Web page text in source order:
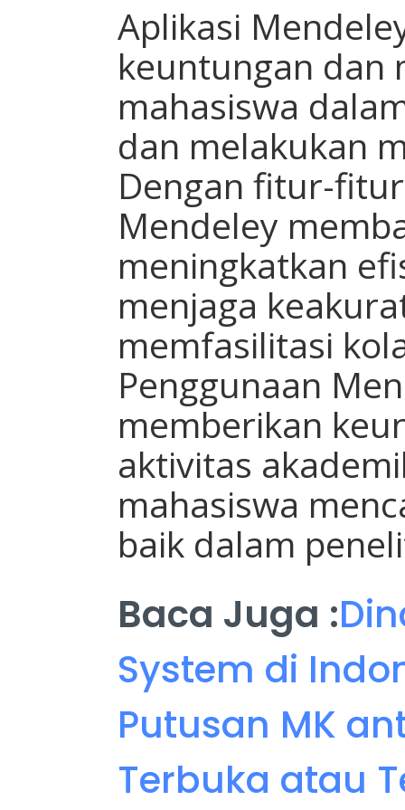
Aplikasi
keuntungan dan
mahasiswa
dan melakukan
Dengan fitur-
Mendeley
meningkatkan
menjaga
memfasilitasi
Penggunaan
memberikan
aktivitas
mahasiswa
baik dalam
Baca Juga :
System di
Putusan MK
Terbuka atau